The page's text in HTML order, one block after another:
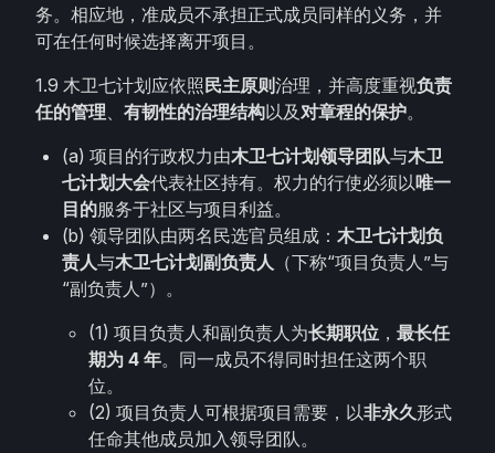
务。相应地，准成员不承担正式成员同样的义务，并
可在任何时候选择离开项目。
1.9 木卫七计划应依照 民主原则治理，并高度重视负责
任的管理、有韧性的治理结构以及对章程的保护。
(a) 项目的行政权力由木卫七计划领导团队与木卫
七计划大会代表社区持有。权力的行使必须以唯一
目的服务于社区与项目利益。
(b) 领导团队由两名民选官员组成：木卫七计划负
责人与木卫七计划副负责人 （下称“项目负责人”与
“副负责人”）。
(1) 项目负责人和副负责人为长期职位 ，最长任
期为 4 年。同一成员不得同时担任这两个职
位。
(2) 项目负责人可根据项目需要，以非永久形式
任命其他成员加入领导团队。